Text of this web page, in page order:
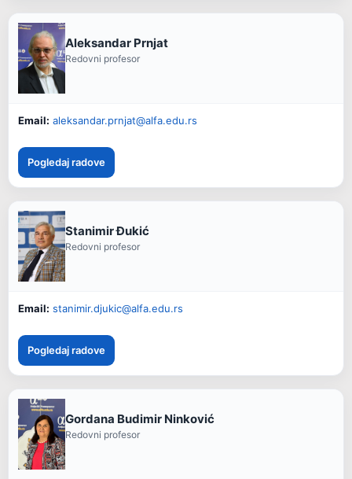
Aleksandar Prnjat
Redovni profesor
Email: aleksandar.prnjat@alfa.edu.rs
Pogledaj radove
Stanimir Đukić
Redovni profesor
Email: stanimir.djukic@alfa.edu.rs
Pogledaj radove
Gordana Budimir Ninković
Redovni profesor